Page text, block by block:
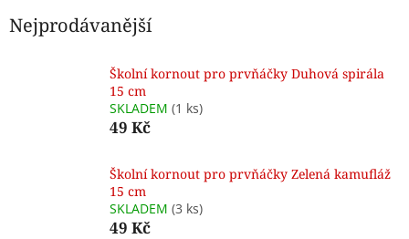
Nejprodávanější
Školní kornout pro prvňáčky Duhová spirála
15 cm
SKLADEM (1 ks)
49 Kč
Školní kornout pro prvňáčky Zelená kamufláž
15 cm
SKLADEM (3 ks)
49 Kč